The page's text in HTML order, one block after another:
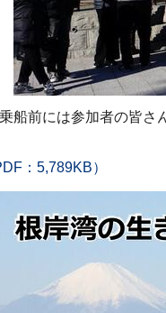
乗船前には参加者の皆さ
：5,789KB）